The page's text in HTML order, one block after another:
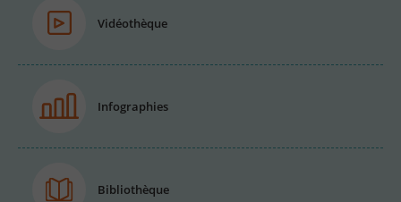
Vidéothèque
Infographies
Bibliothèque